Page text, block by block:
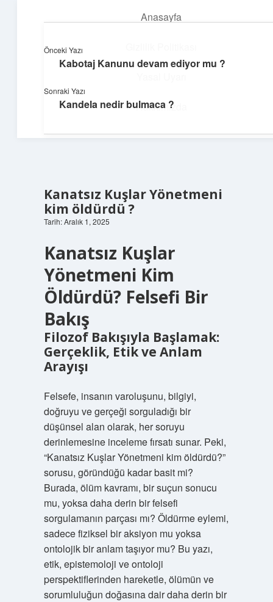
Anasayfa
Hakkımızda
Ufak Ayrıntılar
Göz atmalık, düşündürmelik kısa bilgiler.
Kanatsız Kuşlar Yönetmeni
kim öldürdü ?
Tarih: Aralık 1, 2025
Kanatsız Kuşlar
Yönetmeni Kim
Öldürdü? Felsefi Bir
Bakış
Filozof Bakışıyla Başlamak:
Gerçeklik, Etik ve Anlam
Arayışı
Felsefe, insanın varoluşunu, bilgiyi,
doğruyu ve gerçeği sorguladığı bir
düşünsel alan olarak, her soruyu
derinlemesine inceleme fırsatı sunar. Peki,
“Kanatsız Kuşlar Yönetmeni kim öldürdü?”
sorusu, göründüğü kadar basit mi?
Burada, ölüm kavramı, bir suçun sonucu
mu, yoksa daha derin bir felsefi
sorgulamanın parçası mı? Öldürme eylemi,
sadece fiziksel bir aksiyon mu yoksa
ontolojik bir anlam taşıyor mu? Bu yazı,
etik, epistemoloji ve ontoloji
perspektiflerinden hareketle, ölümün ve
sorumluluğun doğasına dair daha derin bir
Önceki Yazı
Kabotaj Kanunu devam ediyor mu ?
Sonraki Yazı
Kandela nedir bulmaca ?